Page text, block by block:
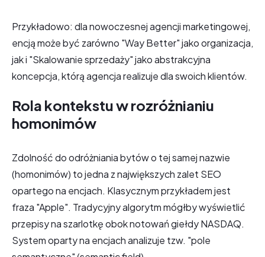
Przykładowo: dla nowoczesnej agencji marketingowej,
encją może być zarówno "Way Better" jako organizacja,
jak i "Skalowanie sprzedaży" jako abstrakcyjna
koncepcja, którą agencja realizuje dla swoich klientów.
Rola kontekstu w rozróżnianiu
homonimów
Zdolność do odróżniania bytów o tej samej nazwie
(homonimów) to jedna z największych zalet SEO
opartego na encjach. Klasycznym przykładem jest
fraza "Apple". Tradycyjny algorytm mógłby wyświetlić
przepisy na szarlotkę obok notowań giełdy NASDAQ.
System oparty na encjach analizuje tzw. "pole